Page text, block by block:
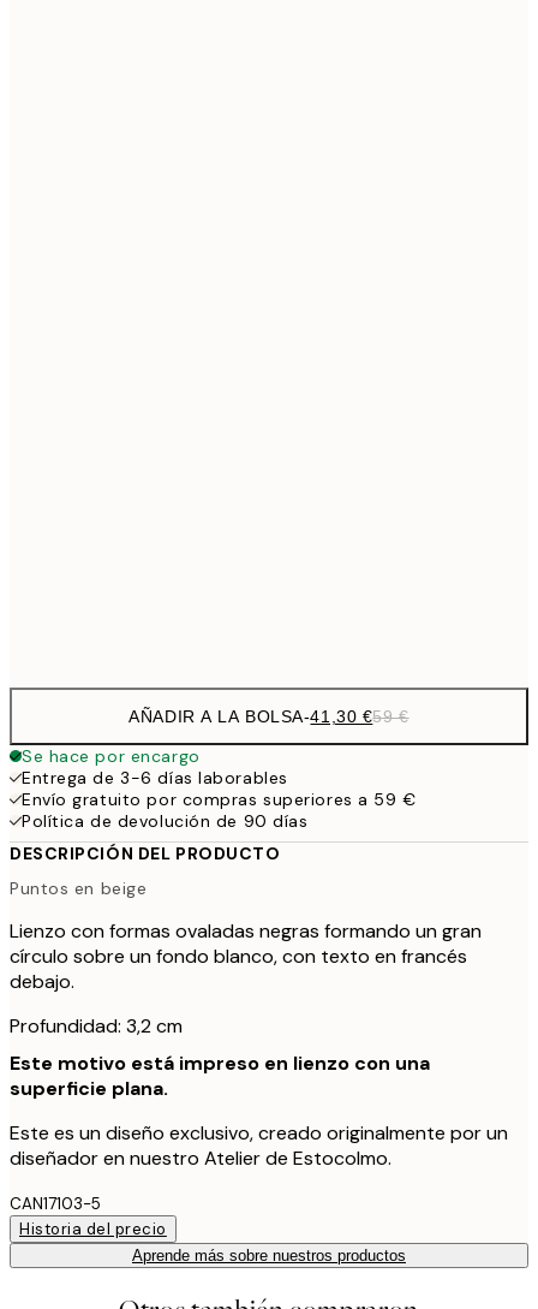
AÑADIR A LA BOLSA-41,30 €59 €
Se hace por encargo
Entrega de 3-6 días laborables
Envío gratuito por compras superiores a 59 €
Política de devolución de 90 días
DESCRIPCIÓN DEL PRODUCTO
Puntos en beige
Lienzo con formas ovaladas negras formando un gran
círculo sobre un fondo blanco, con texto en francés
debajo.
Profundidad: 3,2 cm
Este motivo está impreso en lienzo con una
superficie plana.
Este es un diseño exclusivo, creado originalmente por un
diseñador en nuestro Atelier de Estocolmo.
CAN17103-5
Historia del precio
Aprende más sobre nuestros productos